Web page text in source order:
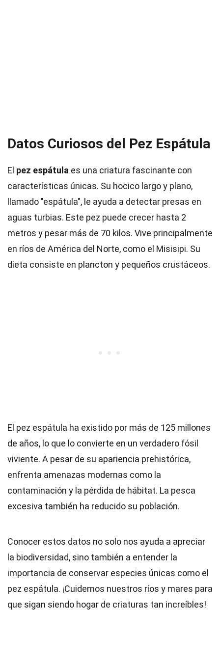
Datos Curiosos del Pez Espátula
El pez espátula es una criatura fascinante con
características únicas. Su hocico largo y plano,
llamado "espátula", le ayuda a detectar presas en
aguas turbias. Este pez puede crecer hasta 2
metros y pesar más de 70 kilos. Vive principalmente
en ríos de América del Norte, como el Misisipi. Su
dieta consiste en plancton y pequeños crustáceos.
El pez espátula ha existido por más de 125 millones
de años, lo que lo convierte en un verdadero fósil
viviente. A pesar de su apariencia prehistórica,
enfrenta amenazas modernas como la
contaminación y la pérdida de hábitat. La pesca
excesiva también ha reducido su población.
Conocer estos datos no solo nos ayuda a apreciar
la biodiversidad, sino también a entender la
importancia de conservar especies únicas como el
pez espátula. ¡Cuidemos nuestros ríos y mares para
que sigan siendo hogar de criaturas tan increíbles!